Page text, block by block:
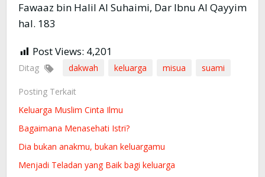
Fawaaz bin Halil Al Suhaimi, Dar Ibnu Al Qayyim
hal. 183
Post Views: 4,201
Ditag dakwah keluarga misua suami
Posting Terkait
Keluarga Muslim Cinta Ilmu
Bagaimana Menasehati Istri?
Dia bukan anakmu, bukan keluargamu
Menjadi Teladan yang Baik bagi keluarga